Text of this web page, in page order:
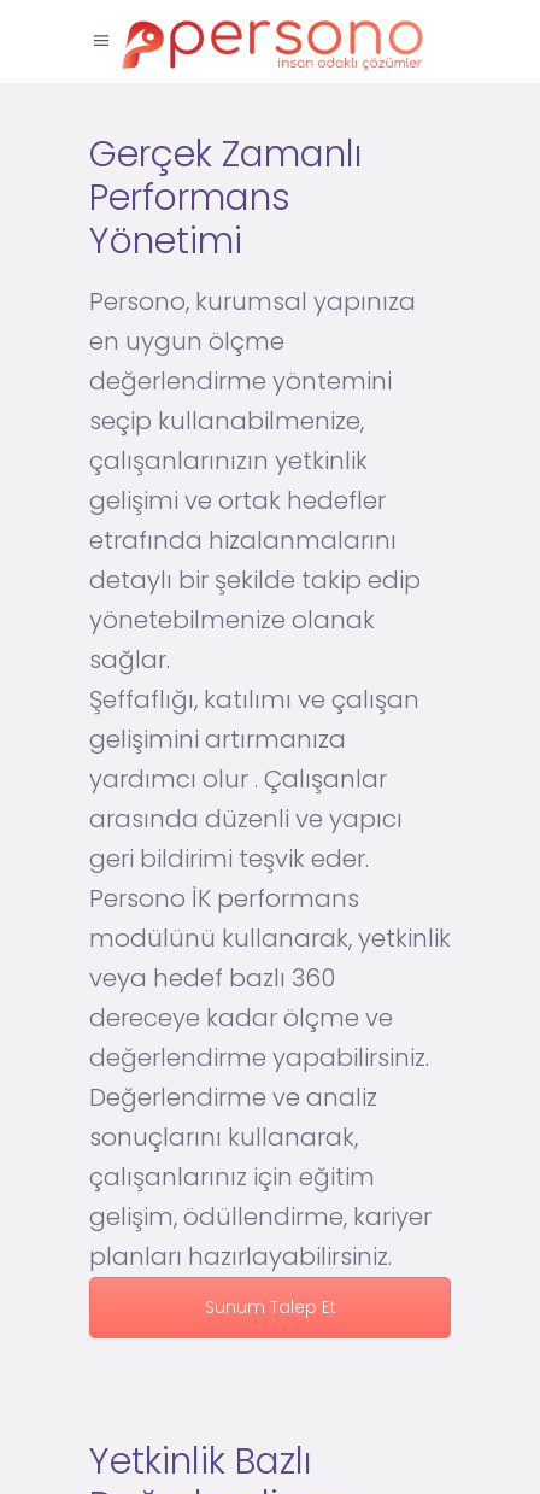
Gerçek Zamanlı
Performans
Yönetimi
Persono, kurumsal yapınıza
en uygun ölçme
değerlendirme yöntemini
seçip kullanabilmenize,
çalışanlarınızın yetkinlik
gelişimi ve ortak hedefler
etrafında hizalanmalarını
detaylı bir şekilde takip edip
yönetebilmenize olanak
sağlar.
Şeffaflığı, katılımı ve çalışan
gelişimini artırmanıza
yardımcı olur . Çalışanlar
arasında düzenli ve yapıcı
geri bildirimi teşvik eder.
Persono İK performans
modülünü kullanarak, yetkinlik
veya hedef bazlı 360
dereceye kadar ölçme ve
değerlendirme yapabilirsiniz.
Değerlendirme ve analiz
sonuçlarını kullanarak,
çalışanlarınız için eğitim
gelişim, ödüllendirme, kariyer
planları hazırlayabilirsiniz.
Sunum Talep Et
Yetkinlik Bazlı